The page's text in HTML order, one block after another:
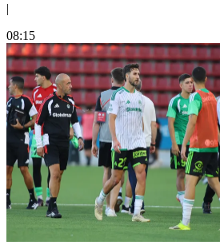
|
08:15